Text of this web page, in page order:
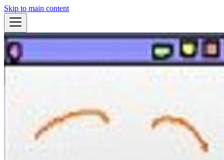
Skip to main content